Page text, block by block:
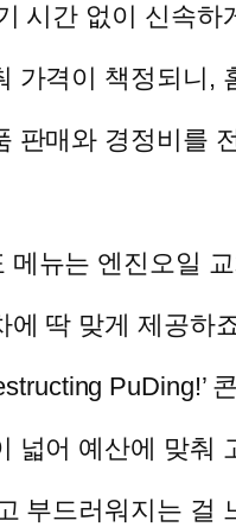
시간 없이 신속하
가격이 책정되니,
판매와 경정비를
메뉴는 엔진오일
에 딱 맞게 제공하
PuDing!’
넓어 예산에 맞춰
부드러워지는 걸